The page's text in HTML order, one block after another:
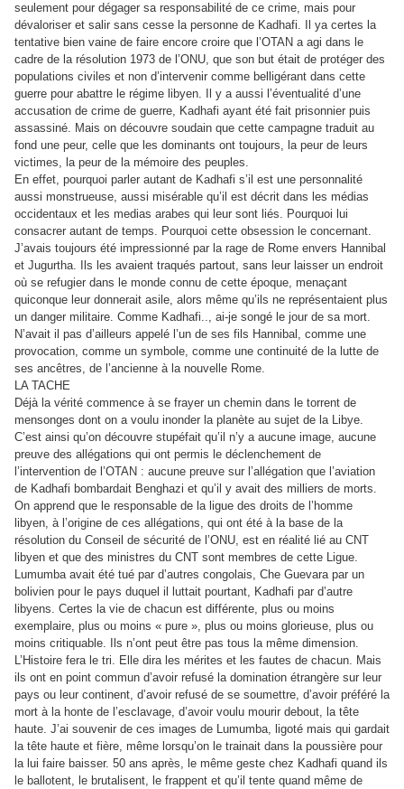
seulement pour dégager sa responsabilité de ce crime, mais pour
dévaloriser et salir sans cesse la personne de Kadhafi. Il ya certes la
tentative bien vaine de faire encore croire que l’OTAN a agi dans le
cadre de la résolution 1973 de l’ONU, que son but était de protéger des
populations civiles et non d’intervenir comme belligérant dans cette
guerre pour abattre le régime libyen. Il y a aussi l’éventualité d’une
accusation de crime de guerre, Kadhafi ayant été fait prisonnier puis
assassiné. Mais on découvre soudain que cette campagne traduit au
fond une peur, celle que les dominants ont toujours, la peur de leurs
victimes, la peur de la mémoire des peuples.
En effet, pourquoi parler autant de Kadhafi s’il est une personnalité
aussi monstrueuse, aussi misérable qu’il est décrit dans les médias
occidentaux et les medias arabes qui leur sont liés. Pourquoi lui
consacrer autant de temps. Pourquoi cette obsession le concernant.
J’avais toujours été impressionné par la rage de Rome envers Hannibal
et Jugurtha. Ils les avaient traqués partout, sans leur laisser un endroit
où se refugier dans le monde connu de cette époque, menaçant
quiconque leur donnerait asile, alors même qu’ils ne représentaient plus
un danger militaire. Comme Kadhafi.., ai-je songé le jour de sa mort.
N’avait il pas d’ailleurs appelé l’un de ses fils Hannibal, comme une
provocation, comme un symbole, comme une continuité de la lutte de
ses ancêtres, de l’ancienne à la nouvelle Rome.
LA TACHE
Déjà la vérité commence à se frayer un chemin dans le torrent de
mensonges dont on a voulu inonder la planète au sujet de la Libye.
C’est ainsi qu’on découvre stupéfait qu’il n’y a aucune image, aucune
preuve des allégations qui ont permis le déclenchement de
l’intervention de l’OTAN : aucune preuve sur l’allégation que l’aviation
de Kadhafi bombardait Benghazi et qu’il y avait des milliers de morts.
On apprend que le responsable de la ligue des droits de l’homme
libyen, à l’origine de ces allégations, qui ont été à la base de la
résolution du Conseil de sécurité de l’ONU, est en réalité lié au CNT
libyen et que des ministres du CNT sont membres de cette Ligue.
Lumumba avait été tué par d’autres congolais, Che Guevara par un
bolivien pour le pays duquel il luttait pourtant, Kadhafi par d’autre
libyens. Certes la vie de chacun est différente, plus ou moins
exemplaire, plus ou moins « pure », plus ou moins glorieuse, plus ou
moins critiquable. Ils n’ont peut être pas tous la même dimension.
L’Histoire fera le tri. Elle dira les mérites et les fautes de chacun. Mais
ils ont en point commun d’avoir refusé la domination étrangère sur leur
pays ou leur continent, d’avoir refusé de se soumettre, d’avoir préféré la
mort à la honte de l’esclavage, d’avoir voulu mourir debout, la tête
haute. J’ai souvenir de ces images de Lumumba, ligoté mais qui gardait
la tête haute et fière, même lorsqu’on le trainait dans la poussière pour
la lui faire baisser. 50 ans après, le même geste chez Kadhafi quand ils
le ballotent, le brutalisent, le frappent et qu’il tente quand même de